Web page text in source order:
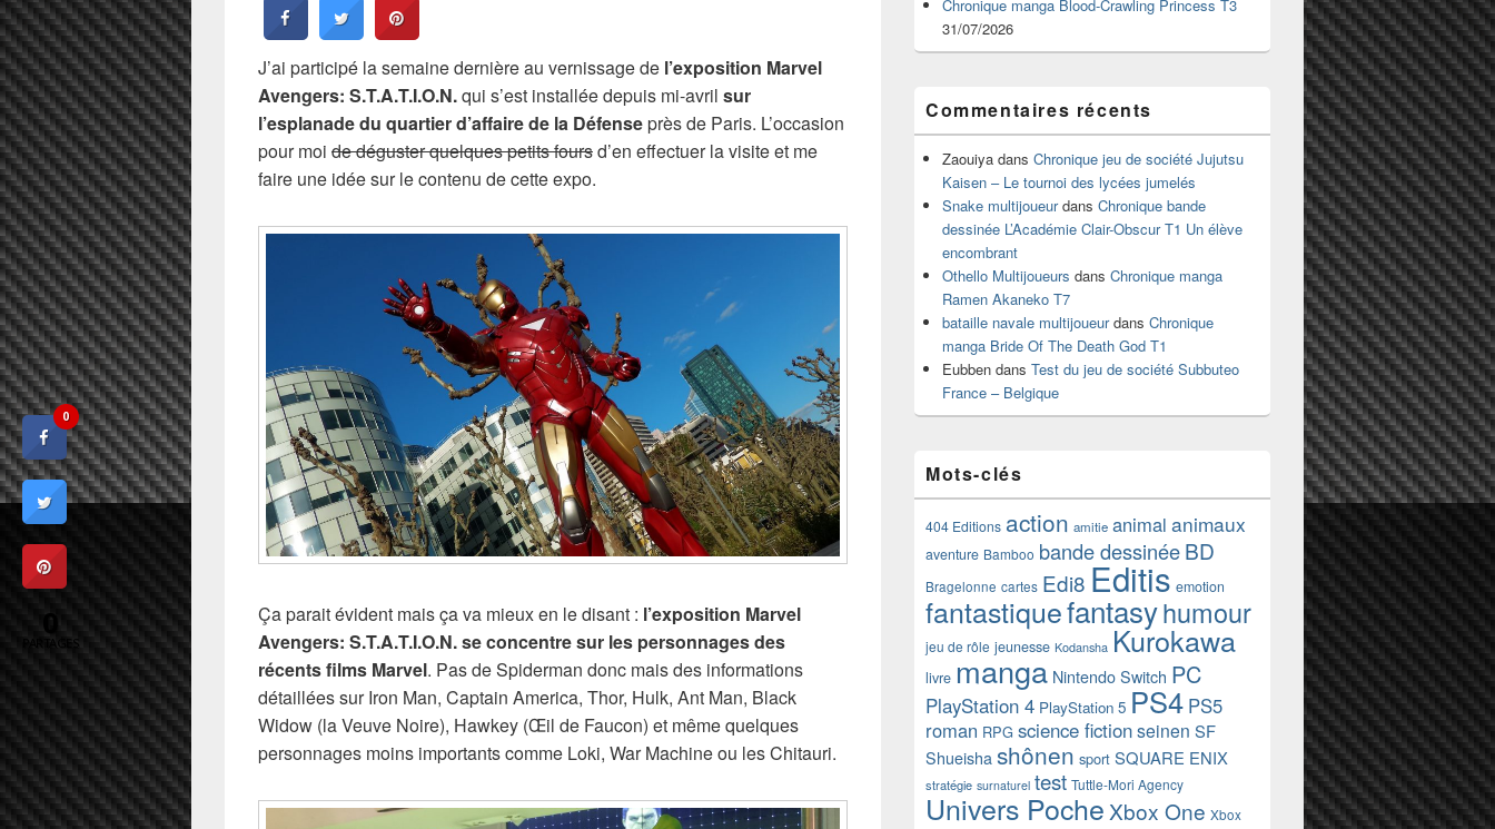
J’ai participé la semaine dernière au vernissage de l’exposition Marvel
Avengers: S.T.A.T.I.O.N.qui s’est installée depuis mi-avril sur
l’esplanade du quartier d’affaire de la Défenseprès de Paris. L’occasion
pour moi de déguster quelques petits foursd’en effectuer la visite et me
faire une idée sur le contenu de cette expo.
Ça parait évident mais ça va mieux en le disant : l’exposition Marvel
Avengers: S.T.A.T.I.O.N. se concentre sur les personnages des
récents films Marvel. Pas de Spiderman donc mais des informations
détaillées sur Iron Man, Captain America, Thor, Hulk, Ant Man, Black
Widow (la Veuve Noire), Hawkey (Œil de Faucon) et même quelques
personnages moins importants comme Loki, War Machine ou les Chitauri.
Chronique manga Blood-Crawling Princess T3
31/07/2026
Commentaires récents
Zaouiya dans Chronique jeu de société Jujutsu
Kaisen – Le tournoi des lycées jumelés
Snake multijoueurdans Chronique bande
dessinée L’Académie Clair-Obscur T1 Un élève
encombrant
Othello Multijoueurs dans Chronique manga
Ramen Akaneko T7
bataille navale multijoueurdans Chronique
manga Bride Of The Death God T1
Eubben dans Test du jeu de société Subbuteo
France – Belgique
Mots-clés
404 Editions action amitie animal animaux
aventure Bamboo bande dessinéeBD
Bragelonne cartes Edi8 Editis emotion
fantastiquefantasyhumour
jeu de rôle jeunesse Kodansha Kurokawa
livre manga Nintendo Switch PC
PlayStation 4 PlayStation 5 PS4 PS5
roman RPG science fictionseinen SF
Shueisha shônen sport SQUARE ENIX
stratégie surnaturel test Tuttle-Mori Agency
Univers Poche Xbox One Xbox
0
0
PARTAGES